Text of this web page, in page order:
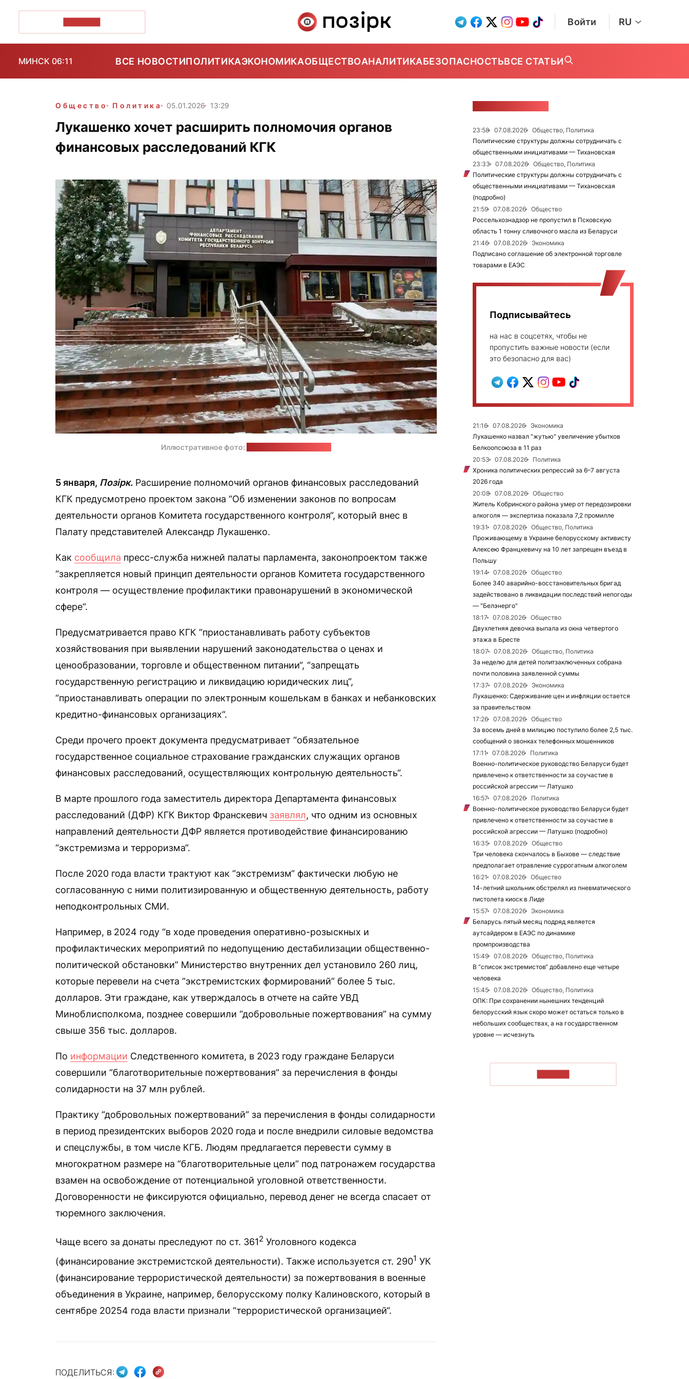
Войти RU
МИНСК 06:11 ВСЕ НОВОСТИПОЛИТИКАЭКОНОМИКАОБЩЕСТВОАНАЛИТИКАБЕЗОПАСНОСТЬВСЕ СТАТЬИ
Общество Политика 05.01.2026 13:29
Лукашенко хочет расширить полномочия органов
финансовых расследований КГК
Иллюстративное фото:
5 января, Позірк. Расширение полномочий органов финансовых расследований
КГК предусмотрено проектом закона “Об изменении законов по вопросам
деятельности органов Комитета государственного контроля“, который внес в
Палату представителей Александр Лукашенко.
Как сообщила пресс-служба нижней палаты парламента, законопроектом также
“закрепляется новый принцип деятельности органов Комитета государственного
контроля — осуществление профилактики правонарушений в экономической
сфере“.
Предусматривается право КГК “приостанавливать работу субъектов
хозяйствования при выявлении нарушений законодательства о ценах и
ценообразовании, торговле и общественном питании“, “запрещать
государственную регистрацию и ликвидацию юридических лиц“,
“приостанавливать операции по электронным кошелькам в банках и небанковских
кредитно-финансовых организациях“.
Среди прочего проект документа предусматривает “обязательное
государственное социальное страхование гражданских служащих органов
финансовых расследований, осуществляющих контрольную деятельность“.
В марте прошлого года заместитель директора Департамента финансовых
расследований (ДФР) КГК Виктор Франскевич заявлял, что одним из основных
направлений деятельности ДФР является противодействие финансированию
“экстремизма и терроризма“.
После 2020 года власти трактуют как “экстремизм“ фактически любую не
согласованную с ними политизированную и общественную деятельность, работу
неподконтрольных СМИ.
Например, в 2024 году “в ходе проведения оперативно-розыскных и
профилактических мероприятий по недопущению дестабилизации общественно-
политической обстановки” Министерство внутренних дел установило 260 лиц,
которые перевели на счета “экстремистских формирований” более 5 тыс.
долларов. Эти граждане, как утверждалось в отчете на сайте УВД
Миноблисполкома, позднее совершили “добровольные пожертвования” на сумму
свыше 356 тыс. долларов.
По информации Следственного комитета, в 2023 году граждане Беларуси
совершили “благотворительные пожертвования” за перечисления в фонды
солидарности на 37 млн рублей.
Практику “добровольных пожертвований” за перечисления в фонды солидарности
в период президентских выборов 2020 года и после внедрили силовые ведомства
и спецслужбы, в том числе КГБ. Людям предлагается перевести сумму в
многократном размере на “благотворительные цели” под патронажем государства
взамен на освобождение от потенциальной уголовной ответственности.
Договоренности не фиксируются официально, перевод денег не всегда спасает от
тюремного заключения.
Чаще всего за донаты преследуют по ст. 3612 Уголовного кодекса
(финансирование экстремистской деятельности). Также используется ст. 2901 УК
(финансирование террористической деятельности) за пожертвования в военные
объединения в Украине, например, белорусскому полку Калиновского, который в
сентябре 20254 года власти признали “террористической организацией“.
ПОДЕЛИТЬСЯ:
23:58 07.08.2026
Общество, Политика
Политические структуры должны сотрудничать с
общественными инициативами — Тихановская
23:33
07.08.2026
Общество, Политика
Политические структуры должны сотрудничать с
общественными инициативами — Тихановская
(подробно)
21:59
07.08.2026
Общество
Россельхознадзор не пропустил в Псковскую
область 1 тонну сливочного масла из Беларуси
21:46
07.08.2026
Экономика
Подписано соглашение об электронной торговле
товарами в ЕАЭС
Подписывайтесь
на нас в соцсетях, чтобы не
пропустить важные новости (если
это безопасно для вас)
21:16 07.08.2026
Экономика
Лукашенко назвал "жутью" увеличение убытков
Белкоопсоюза в 11 раз
20:53
07.08.2026
Политика
Хроника политических репрессий за 6–7 августа
2026 года
20:08
07.08.2026
Общество
Житель Кобринского района умер от передозировки
алкоголя — экспертиза показала 7,2 промилле
19:31
07.08.2026
Общество, Политика
Проживающему в Украине белорусскому активисту
Алексею Францкевичу на 10 лет запрещен въезд в
Польшу
19:14
07.08.2026
Общество
Более 340 аварийно-восстановительных бригад
задействовано в ликвидации последствий непогоды
— "Белэнерго"
18:17
07.08.2026
Общество
Двухлетняя девочка выпала из окна четвертого
этажа в Бресте
18:07
07.08.2026
Общество, Политика
За неделю для детей политзаключенных собрана
почти половина заявленной суммы
17:37
07.08.2026
Экономика
Лукашенко: Сдерживание цен и инфляции остается
за правительством
17:26
07.08.2026
Общество
За восемь дней в милицию поступило более 2,5 тыс.
сообщений о звонках телефонных мошенников
17:11
07.08.2026
Политика
Военно-политическое руководство Беларуси будет
привлечено к ответственности за соучастие в
российской агрессии — Латушко
16:57
07.08.2026
Политика
Военно-политическое руководство Беларуси будет
привлечено к ответственности за соучастие в
российской агрессии — Латушко (подробно)
16:35
07.08.2026
Общество
Три человека скончалось в Быхове — следствие
предполагает отравление суррогатным алкоголем
16:21
07.08.2026
Общество
14-летний школьник обстрелял из пневматического
пистолета киоск в Лиде
15:57
07.08.2026
Экономика
Беларусь пятый месяц подряд является
аутсайдером в ЕАЭС по динамике
промпроизводства
15:49
07.08.2026
Общество, Политика
В “список экстремистов“ добавлено еще четыре
человека
15:45
07.08.2026
Общество, Политика
ОПК: При сохранении нынешних тенденций
белорусский язык скоро может остаться только в
небольших сообществах, а на государственном
уровне — исчезнуть